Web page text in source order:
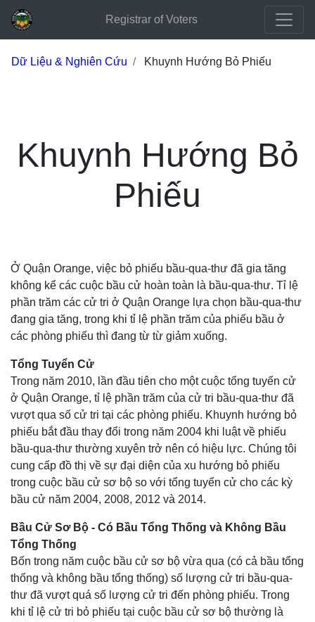
Registrar of Voters
Dữ Liệu & Nghiên Cứu Khuynh Hướng Bỏ Phiếu
Khuynh Hướng Bỏ
Phiếu
Ở Quận Orange, việc bỏ phiếu bầu-qua-thư đã gia tăng
không kể các cuộc bầu cử hoàn toàn là bầu-qua-thư. Tỉ lệ
phần trăm các cử tri ở Quận Orange lựa chọn bầu-qua-thư
đang gia tăng, trong khi tỉ lệ phần trăm của phiếu bầu ở
các phòng phiếu thì đang từ từ giảm xuống.
Tổng Tuyển Cử
Trong năm 2010, lần đầu tiên cho một cuộc tổng tuyển cử
ở Quận Orange, tỉ lệ phần trăm của cử tri bầu-qua-thư đã
vượt qua số cử tri tại các phòng phiếu. Khuynh hướng bỏ
phiếu bắt đầu thay đổi trong năm 2004 khi luật về phiếu
bầu-qua-thư thường xuyên trở nên có hiệu lực. Chúng tôi
cung cấp đồ thị về sự đại diện của xu hướng bỏ phiếu
trong cuộc bầu cử sơ bộ so với tổng tuyển cử cho các kỳ
bầu cử năm 2004, 2008, 2012 và 2014.
Bầu Cử Sơ Bộ - Có Bầu Tổng Thống và Không Bầu
Tổng Thống
Bốn trong năm cuộc bầu cử sơ bộ vừa qua (có cả bầu tổng
thống và không bầu tổng thống) số lượng cử tri bầu-qua-
thư đã vượt quá số lượng cử tri đến phòng phiếu. Trong
khi tỉ lệ cử tri bỏ phiếu tại cuộc bầu cử sơ bộ thường là